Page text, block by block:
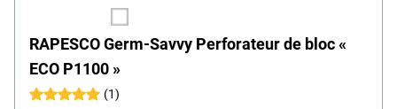
RAPESCO Germ-Savvy Perforateur de bloc «
ECO P1100 »
(1)